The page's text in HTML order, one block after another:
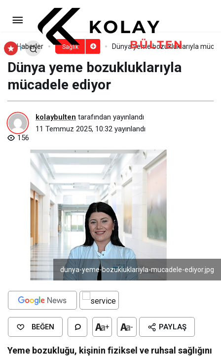
Haberler Sağlık Dünya yeme bozukluklarıyla
Dünya yeme bozukluklarıyla
mücadele ediyor
kolaybulten tarafından yayınlandı
11 Temmuz 2025, 10:32 yayınlandı
156
dunya-yeme-bozukluklariyla-mucadele-ediyor.jpg
BEĞEN + - PAYLAŞ
Yeme bozukluğu, kişinin fiziksel ve ruhsal sağlığını
Dünya yeme bozukluklarıyla
mücadele ediyor
Yorum Yap